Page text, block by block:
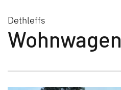
Dethleffs
Wohnwagen